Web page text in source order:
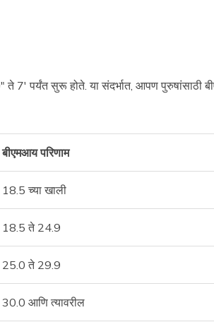
ते 7' पर्यंत सुरू होते. या संदर्भात, आपण
बीएमआय परिणाम
18.5 च्या खाली
18.5 ते 24.9
25.0 ते 29.9
30.0 आणि त्यावरील